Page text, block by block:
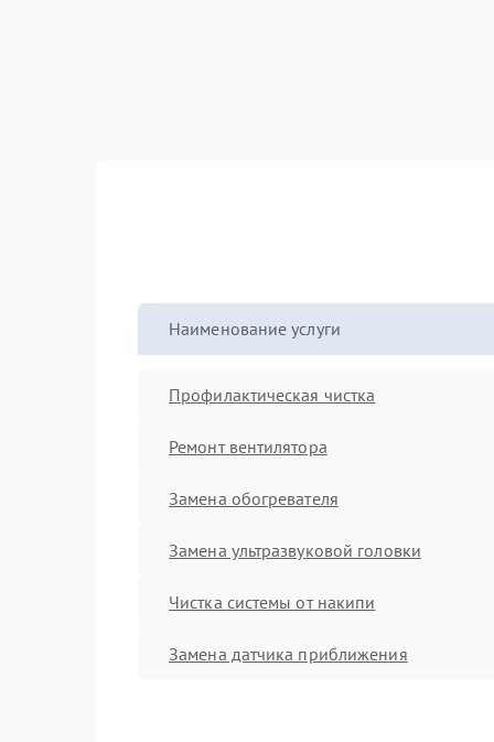
Наименование услуги
Профилактическая чистка
Ремонт вентилятора
Замена обогревателя
Замена ультразвуковой головки
Чистка системы от накипи
Замена датчика приближения